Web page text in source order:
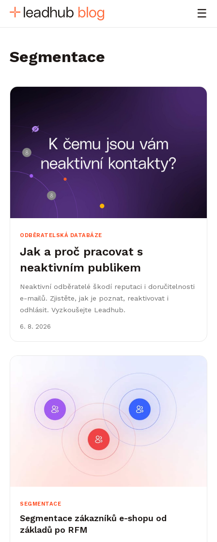
☰
Segmentace
ODBĚRATELSKÁ DATABÁZE
Jak a proč pracovat s
neaktivním publikem
Neaktivní odběratelé škodí reputaci i doručitelnosti
e-mailů. Zjistěte, jak je poznat, reaktivovat i
odhlásit. Vyzkoušejte Leadhub.
6. 8. 2026
SEGMENTACE
Segmentace zákazníků e-shopu od
základů po RFM